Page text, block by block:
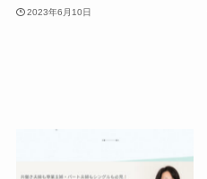
2023年6月10日